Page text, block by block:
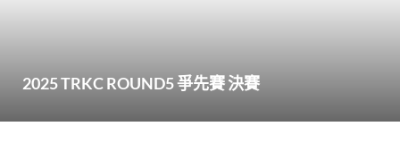
2025 TRKC ROUND5 爭先賽 決賽